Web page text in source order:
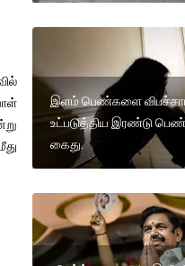
இளம் பெண்களை
உட்படுத்திய இரண்டு
கைது.